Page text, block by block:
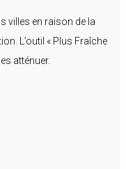
villes en raison de la
L’outil « Plus Fraîche
atténuer.